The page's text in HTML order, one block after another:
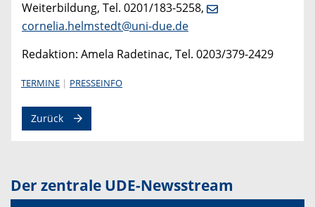
Weiterbildung, Tel. 0201/183-5258,
cornelia.helmstedt@uni-due.de
Redaktion: Amela Radetinac, Tel. 0203/379-2429
TERMINE PRESSEINFO
Zurück
Der zentrale UDE-Newsstream